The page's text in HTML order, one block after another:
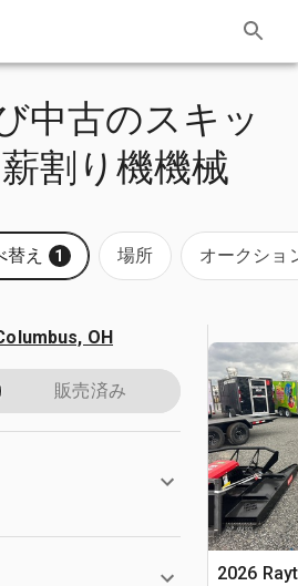
中古のスキッ
割り機機械
え 1 場所 オークショ
OH
販売済み
2026